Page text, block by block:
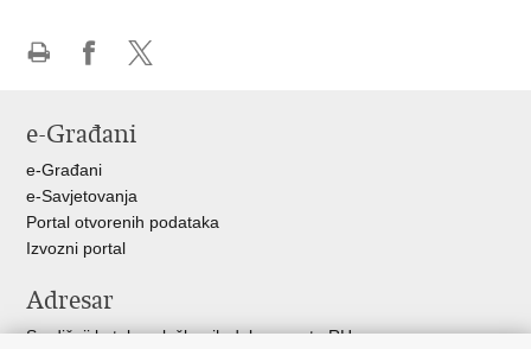
Facebooku
X-
e-Građani
e-Građani
e-Savjetovanja
Portal otvorenih podataka
Izvozni portal
Adresar
Središnji katalog službenih dokumenata RH